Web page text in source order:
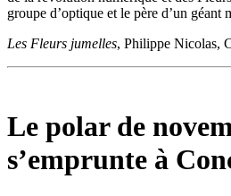
groupe d’optique et le père d’un géant
Les Fleurs jumelles, Philippe Nicolas,
Le polar de
s’emprunte à